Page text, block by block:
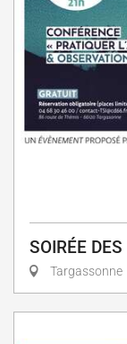
SOIRÉE
Targassonne